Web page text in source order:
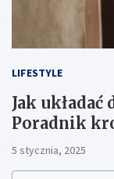
LIFESTYLE
Jak
Poradnik
5 stycznia, 2025